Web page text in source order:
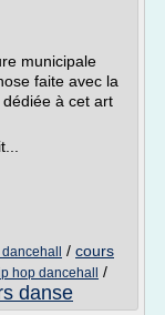
municipale
faite avec la
à cet art
/ cours
hop dancehall
/
danse